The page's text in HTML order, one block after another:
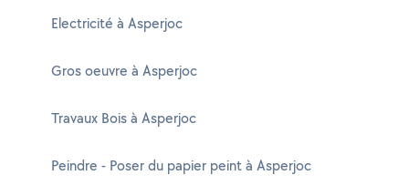
Electricité à Asperjoc
Gros oeuvre à Asperjoc
Travaux Bois à Asperjoc
Peindre - Poser du papier peint à Asperjoc